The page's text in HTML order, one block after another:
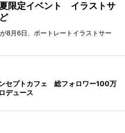
限定イベント イラストサ
8月6日、ポートレートイラストサー
セプトカフェ 総フォロワー100万
デュース